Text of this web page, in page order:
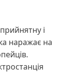
і
наражає на